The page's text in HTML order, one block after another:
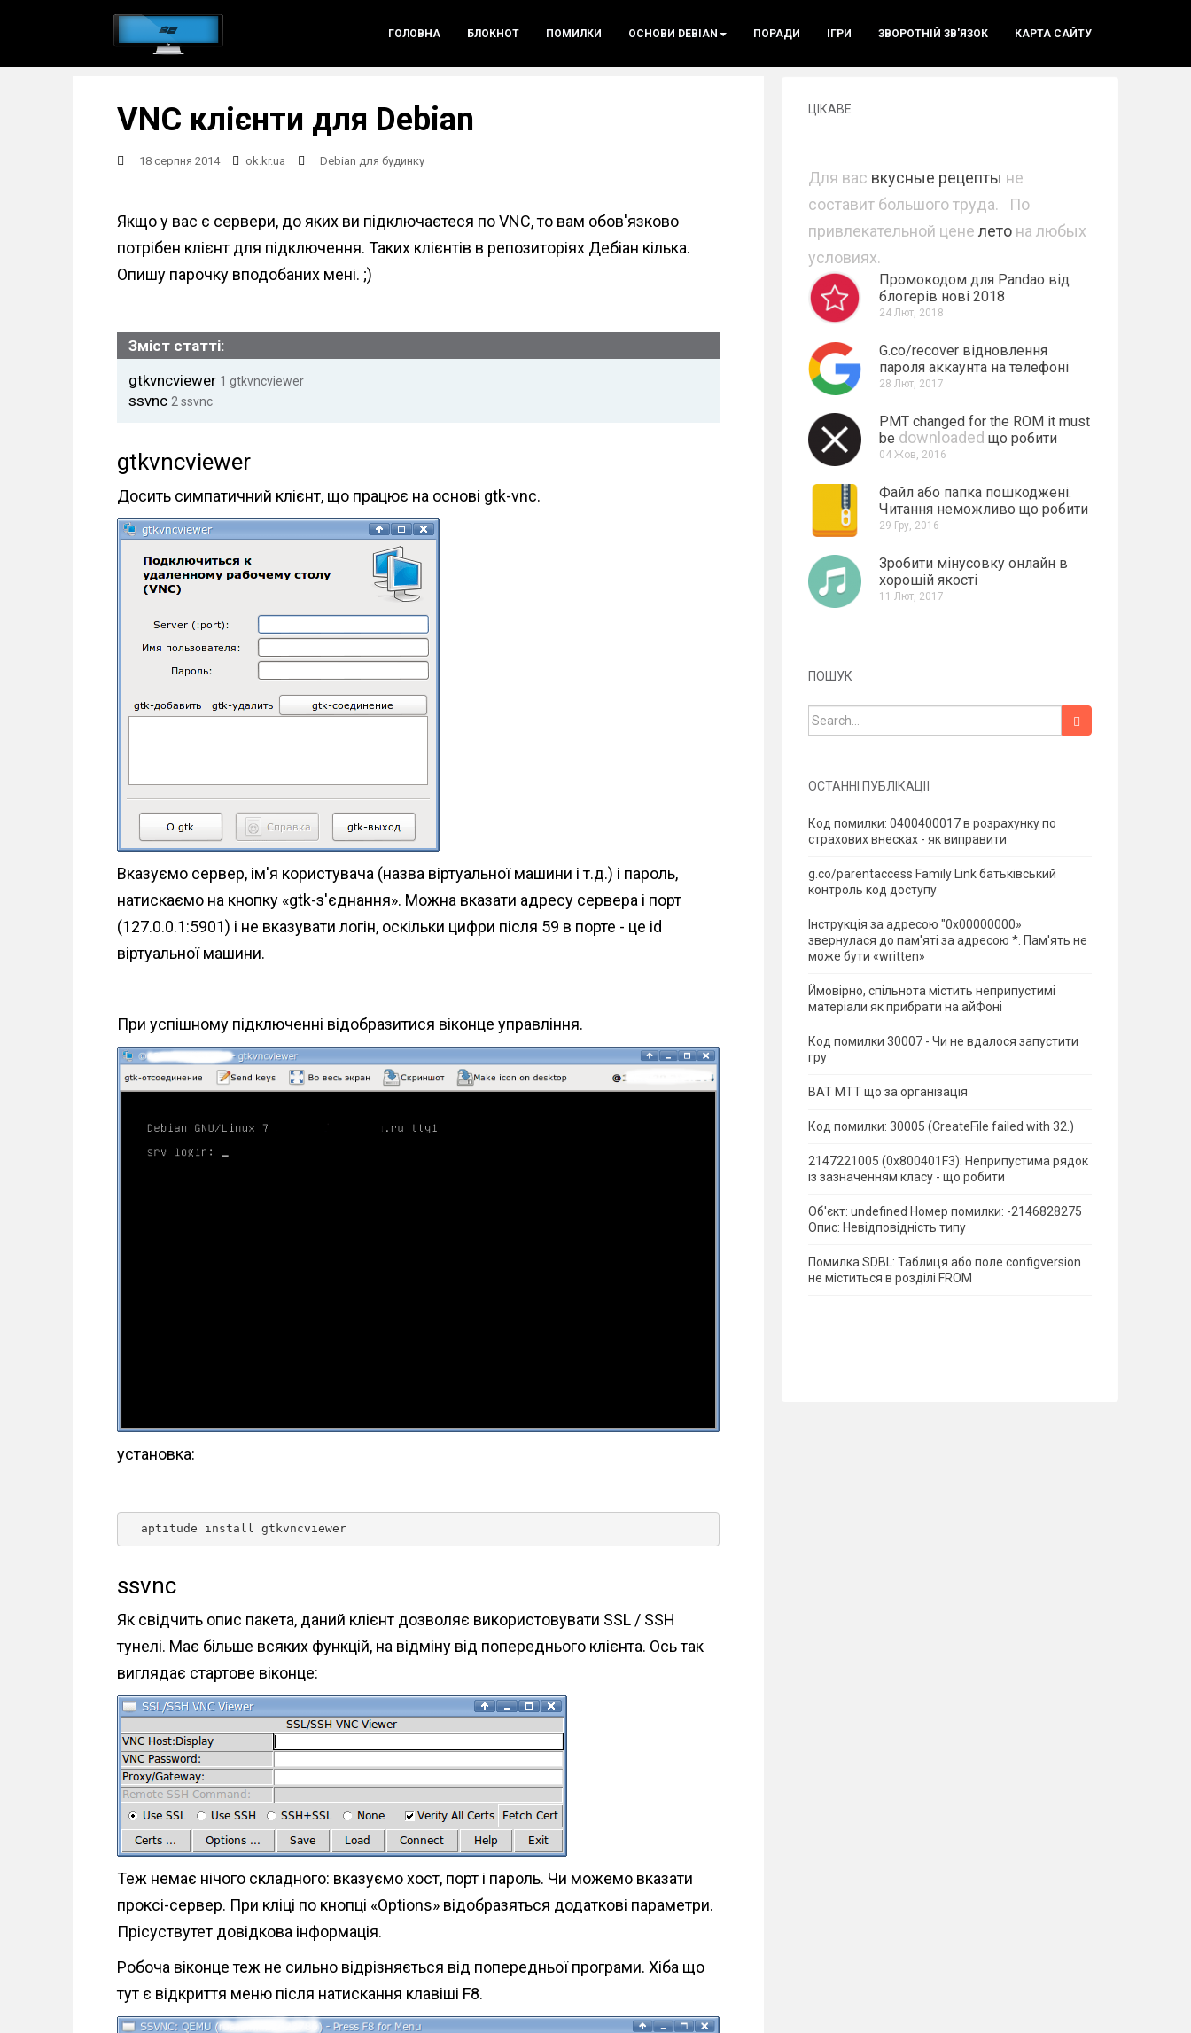
i
ГОЛОВНА БЛОКНОТ ПОМИЛКИ ОСНОВИ DEBIAN ПОРАДИ ІГРИ ЗВОРОТНІЙ ЗВ'ЯЗОК КАРТА САЙТУ
VNC клієнти для Debian
18 серпня 2014 ok.kr.ua Debian для будинку
Якщо у вас є сервери, до яких ви підключаєтеся по VNC, то вам обов'язково
потрібен клієнт для підключення. Таких клієнтів в репозиторіях Дебіан кілька.
Опишу парочку вподобаних мені. ;)
Зміст статті:
gtkvncviewer 1 gtkvncviewer
ssvnc 2 ssvnc
gtkvncviewer
Досить симпатичний клієнт, що працює на основі gtk-vnc.
Вказуємо сервер, ім'я користувача (назва віртуальної машини і т.д.) і пароль,
натискаємо на кнопку «gtk-з'єднання». Можна вказати адресу сервера і порт
(127.0.0.1:5901) і не вказувати логін, оскільки цифри після 59 в порте - це id
віртуальної машини.
При успішному підключенні відобразитися віконце управління.
установка:
  aptitude install gtkvncviewer
ssvnc
Як свідчить опис пакета, даний клієнт дозволяє використовувати SSL / SSH
тунелі. Має більше всяких функцій, на відміну від попереднього клієнта. Ось так
виглядає стартове віконце:
Теж немає нічого складного: вказуємо хост, порт і пароль. Чи можемо вказати
проксі-сервер. При кліці по кнопці «Options» відобразяться додаткові параметри.
Прісуствутет довідкова інформація.
Робоча віконце теж не сильно відрізняється від попередньої програми. Хіба що
тут є відкриття меню після натискання клавіші F8.
ЦІКАВЕ
Для вас вкусные рецепты не
составит большого труда. По
привлекательной цене лето на любых
условиях.
Промокодом для Pandao від
блогерів нові 2018
24 Лют, 2018
G.co/recover відновлення
пароля аккаунта на телефоні
28 Лют, 2017
PMT changed for the ROM it must
be downloaded що робити
04 Жов, 2016
Файл або папка пошкоджені.
Читання неможливо що робити
29 Гру, 2016
Зробити мінусовку онлайн в
хорошій якості
11 Лют, 2017
ПОШУК
Search for:
ОСТАННІ ПУБЛІКАЦІЇ
Код помилки: 0400400017 в розрахунку по
страхових внесках - як виправити
g.co/parentaccess Family Link батьківський
контроль код доступу
Інструкція за адресою "0x00000000»
звернулася до пам'яті за адресою *. Пам'ять не
може бути «written»
Ймовірно, спільнота містить неприпустимі
матеріали як прибрати на айФоні
Код помилки 30007 - Чи не вдалося запустити
гру
ВАТ МТТ що за організація
Код помилки: 30005 (CreateFile failed with 32.)
2147221005 (0x800401F3): Неприпустима рядок
із зазначенням класу - що робити
Об'єкт: undefined Номер помилки: -2146828275
Опис: Невідповідність типу
Помилка SDBL: Таблиця або поле configversion
не міститься в розділі FROM